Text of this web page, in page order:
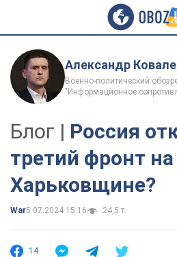
Александр
Военно-политический
"Информационное
Блог | Россия
третий фронт на
Харьковщине?
War5.07.2024 15:16 24,5 т.
14